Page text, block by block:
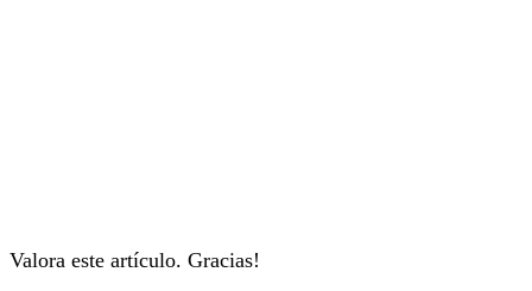
Valora este artículo. Gracias!